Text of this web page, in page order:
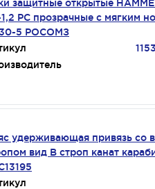
защитные открытые
РС прозрачные с мягким
5 РОСОМЗ
удерживающая привязь со
вид В строп канат